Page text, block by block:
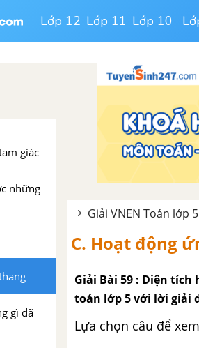
Lớp 12 Lớp 11 Lớp 10
bỏ túi
giác
những
gì đã
Giải VNEN Toán lớp
C. Hoạt động
Giải Bài 59 : Diện
toán lớp 5 với lời giải
Lựa chọn câu để